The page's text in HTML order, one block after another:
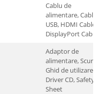
Cablu de
alimentare, Cablu
USB, HDMI Cable,
DisplayPort Cable
Adaptor de
alimentare, Scurt
Ghid de utilizare,
Driver CD, Safety
Sheet